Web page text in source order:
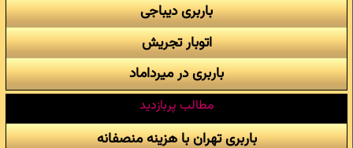
باربری دیباجی
اتوبار تجریش
باربری در میرداماد
مطالب پربازدید
باربری تهران با هزینه منصفانه